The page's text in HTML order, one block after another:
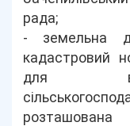
рада;
- земельна
кадастровий
для